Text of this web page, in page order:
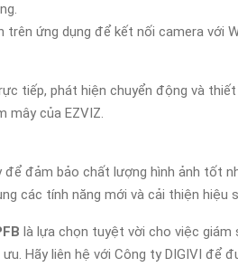
ứng dụng để kết nối camera với
tiếp, phát hiện chuyển động và
mây của EZVIZ.
để đảm bảo chất lượng hình ảnh tốt
các tính năng mới và cải thiện hiệu
là lựa chọn tuyệt vời cho việc giám
Hãy liên hệ với Công ty DIGIVI